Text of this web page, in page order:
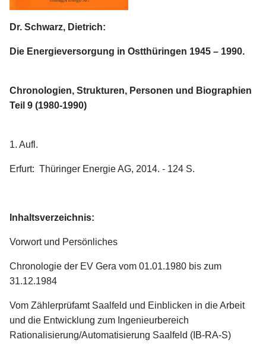
Dr. Schwarz, Dietrich:
Die Energieversorgung in Ostthüringen 1945 – 1990.
Chronologien, Strukturen, Personen und Biographien
Teil 9 (1980-1990)
1. Aufl.
Erfurt: Thüringer Energie AG, 2014. - 124 S.
Inhaltsverzeichnis:
Vorwort und Persönliches
Chronologie der EV Gera vom 01.01.1980 bis zum
31.12.1984
Vom Zählerprüfamt Saalfeld und Einblicken in die Arbeit
und die Entwicklung zum Ingenieurbereich
Rationalisierung/Automatisierung Saalfeld (IB-RA-S)